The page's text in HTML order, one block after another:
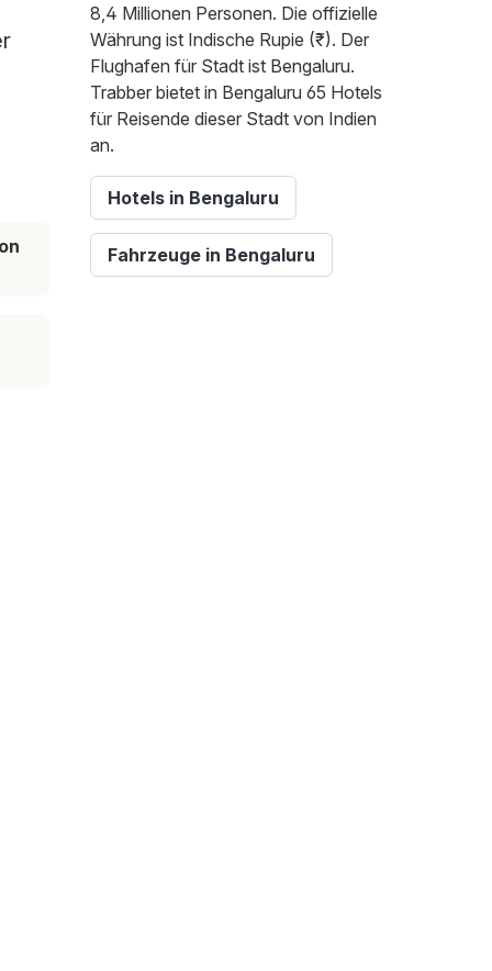
8,4 Millionen Personen. Die offizielle
Währung ist Indische Rupie (₹). Der
Flughafen für Stadt ist Bengaluru.
Trabber bietet in Bengaluru 65 Hotels
für Reisende dieser Stadt von Indien
an.
Hotels in Bengaluru
Fahrzeuge in Bengaluru